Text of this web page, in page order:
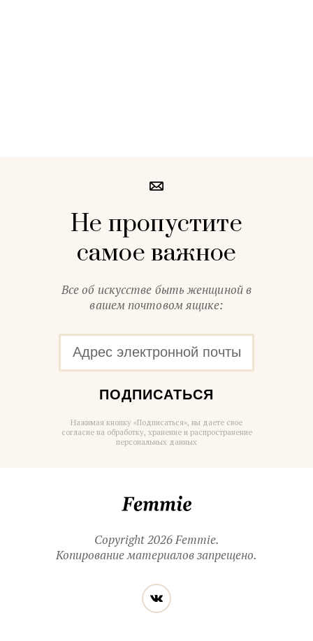
Не пропустите
самое важное
Все об искусстве быть женщиной в
вашем почтовом ящике:
ПОДПИСАТЬСЯ
Нажимая кнопку «Подписаться», вы даете свое
согласие на обработку, хранение и распространение
персональных данных
Copyright 2026 Femmie.
Копирование материалов запрещено.
Читайте
нас
в социальных